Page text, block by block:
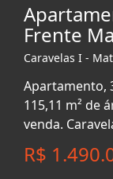
Frente
Caravelas I -
Apartamento,
115,11 m² de
venda.
R$